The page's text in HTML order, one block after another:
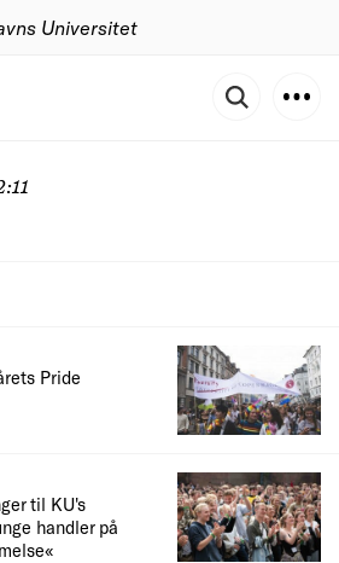
Universitet
Pride
til KU's
handler på